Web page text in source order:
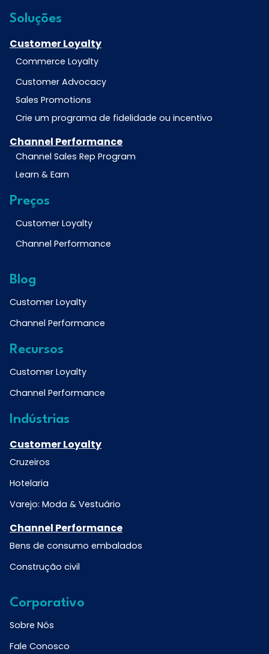
Soluções
Customer Loyalty
Commerce Loyalty
Customer Advocacy
Sales Promotions
Crie um programa de fidelidade ou incentivo
Channel Performance
Channel Sales Rep Program
Learn & Earn
Preços
Customer Loyalty
Channel Performance
Blog
Customer Loyalty
Channel Performance
Recursos
Customer Loyalty
Channel Performance
Indústrias
Customer Loyalty
Cruzeiros
Hotelaria
Varejo: Moda & Vestuário
Channel Performance
Bens de consumo embalados
Construção civil
Corporativo
Sobre Nós
Fale Conosco